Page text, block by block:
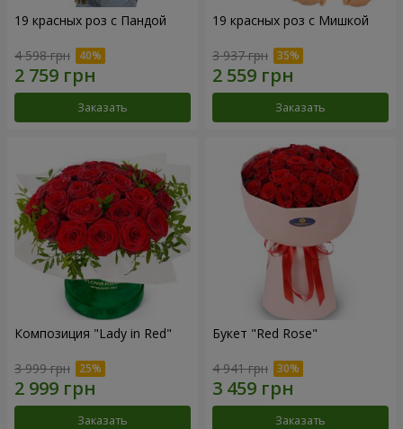
19 красных роз с Пандой
4 598 грн
Заказать
19 красных роз с Мишкой
3 937 грн
Заказать
Композиция "Lady in Red"
3 999 грн
Заказать
Букет "Red Rose"
4 941 грн
Заказать